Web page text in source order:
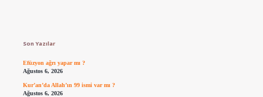
Son Yazılar
Efüzyon ağrı yapar mı ?
Ağustos 6, 2026
Kur’an’da Allah’ın 99 ismi var mı ?
Ağustos 6, 2026